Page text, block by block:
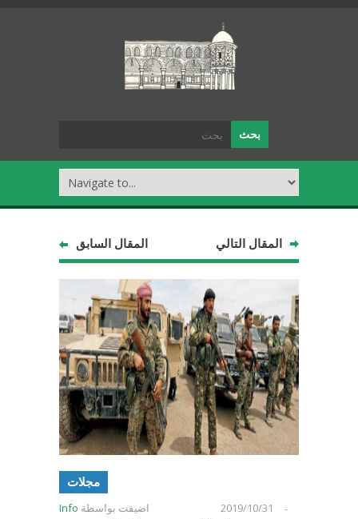
المقال السابق المقال التالي
مجلات
اضيفت بواسطة Info -
2019/10/31